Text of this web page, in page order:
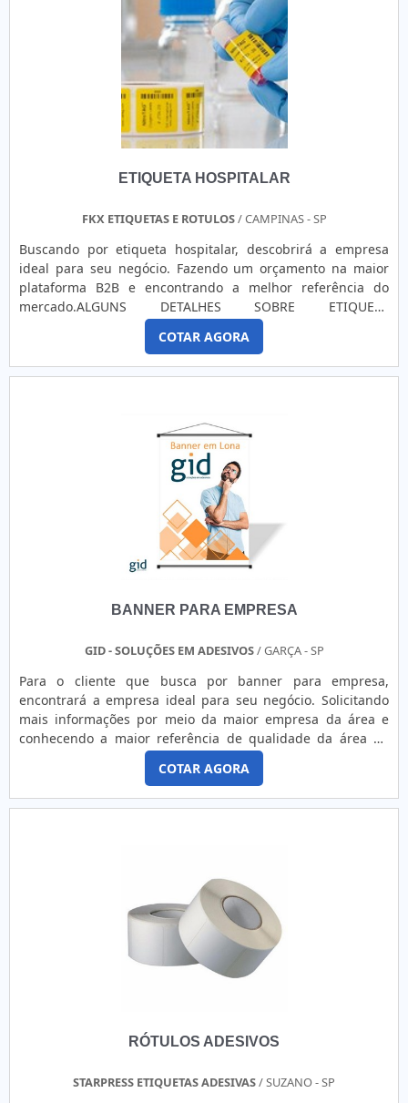
exigem controle rígido de validade, a etiqueta assegura
conformidade com normas regulatórias e maior segurança
ao consumidor. Controle de prazos Permite identificar e
monitorar datas de validade e fabricação com clareza.
Maior segurança ao consumidor Garante que o produto
seja utilizado dentro do período ideal, evitando riscos. Boa
aderência e durabilidade Fixa-se bem em diversas
superfícies e resiste ao manuseio e à umidade. Facilidade
impressão para inserção de informações variáveis.
ETIQUETA HOSPITALAR
FKX ETIQUETAS E ROTULOS/ CAMPINAS - SP
Buscando por etiqueta hospitalar, descobrirá a empresa
ideal para seu negócio. Fazendo um orçamento na maior
plataforma B2B e encontrando a melhor referência do
mercado.ALGUNS DETALHES SOBRE ETIQUETA
HOSPITALARQuem está a procura de etiqueta hospitalar em
uma empresa inovadora, descobre a FKX Etiquetas e
Rótulos. Com grande know-how focado em etiquetas em
branco e etiquetas pré-impressas, oferecendo o que há de
etiqueta hospitalar, na essência da empresa, a mesma deve
prezar pelos produtos e serviços com ótima qualidade e
proteção, características simples, mas que mostram o
comprometimento da empresa com seus clientes.Existem
muitas formas diferentes de demonstrar conhecimento e
autoridade em sua área de atuação. Os motivos pelos quais
a FKX Etiquetas e Rótulos é a melhor opção quando buscar
por palavra etiqueta hospitalar: Equipe treinada e
capacitada; Profissionais com vasta experiência nas diversas
Escritório de alta qualidade onde são realizadas as
última geração. DIFERENCIAIS PERTINENTES DA
variedade e qualidade quando o assunto for etiqueta
hospitalar. Com foco na experiência dos clientes, oferece
itens variados como etiquetas em branco e ribbon.Tudo isso
por ser comprometida com os serviços e altamente
qualificada, características possíveis pelo fato de a empresa
ter escritório de alta qualidade onde são realizadas as
atividades e mais de 15 anos no mercado. Tudo isso,
acessar o nosso site e saber mais sobre a empresa, nossos
serviços e produtos. Se preferir, entre em contato com um
dos nossos consultores e solicite um orçamento!.
COTAR AGORA
BANNER PARA EMPRESA
GID - SOLUÇÕES EM ADESIVOS/ GARÇA - SP
Para o cliente que busca por banner para empresa,
encontrará a empresa ideal para seu negócio. Solicitando
mais informações por meio da maior empresa da área e
conhecendo a maior referência de qualidade da área de
atuação.Quando a busca é por banner para empresa, na
GID - Soluções em Adesivos encontramos precisão com
soluções práticas e inovadoras que garantem qualidade em
todos os serviços prestados.INFORMAÇÕES SOBRE BANNER
atividades e equipamentos de última geração, tudo isso
para que se tenha banner para empresa com
assertividade.Há muitas maneiras eficientes de uma
empresa demonstrar competência, excelência e destaque
em sua área de atuação. A GID - Soluções em Adesivos se
personalizada para cada cliente; Escritório de alta
quando falamos em banner para empresa, sempre deve-se
COTAR AGORA
RÓTULOS ADESIVOS
STARPRESS ETIQUETAS ADESIVAS/ SUZANO - SP